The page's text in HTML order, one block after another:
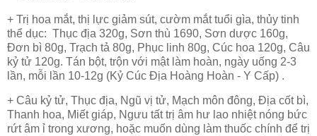
+ Trị hoa mắt, thị lực giảm sút, cườm mắt tuổi gìa, thủy tinh
thể dục: Thục địa 320g, Sơn thù 1690, Sơn dược 160g,
Đơn bì 80g, Trạch tả 80g, Phục linh 80g, Cúc hoa 120g, Câu
kỷ tử 120g. Tán bột, trộn với mật làm hoàn, ngày uống 2-3
lần, mỗi lần 10-12g (Kỷ Cúc Địa Hoàng Hoàn - Y Cấp) .
+ Câu kỷ tử, Thục địa, Ngũ vị tử, Mạch môn đông, Địa cốt bì,
Thanh hoa, Miết giáp, Ngưu tất trị âm hư lao nhiệt nóng bức
rứtâm ỉ trong xương, hoặc muốn dùng làm thuốc chính để trị